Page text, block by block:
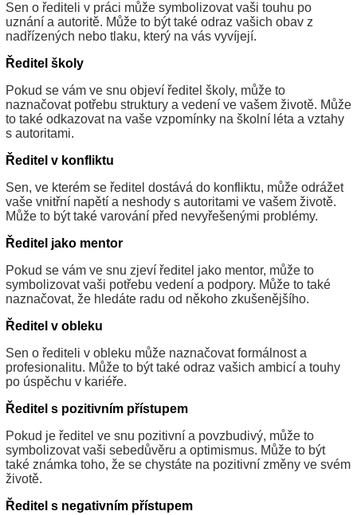
Sen o řediteli v práci může symbolizovat vaši touhu po
uznání a autoritě. Může to být také odraz vašich obav z
nadřízených nebo tlaku, který na vás vyvíjejí.
Ředitel školy
Pokud se vám ve snu objeví ředitel školy, může to
naznačovat potřebu struktury a vedení ve vašem životě. Může
to také odkazovat na vaše vzpomínky na školní léta a vztahy
s autoritami.
Ředitel v konfliktu
Sen, ve kterém se ředitel dostává do konfliktu, může odrážet
vaše vnitřní napětí a neshody s autoritami ve vašem životě.
Může to být také varování před nevyřešenými problémy.
Ředitel jako mentor
Pokud se vám ve snu zjeví ředitel jako mentor, může to
symbolizovat vaši potřebu vedení a podpory. Může to také
naznačovat, že hledáte radu od někoho zkušenějšího.
Ředitel v obleku
Sen o řediteli v obleku může naznačovat formálnost a
profesionalitu. Může to být také odraz vašich ambicí a touhy
po úspěchu v kariéře.
Ředitel s pozitivním přístupem
Pokud je ředitel ve snu pozitivní a povzbudivý, může to
symbolizovat vaši sebedůvěru a optimismus. Může to být
také známka toho, že se chystáte na pozitivní změny ve svém
životě.
Ředitel s negativním přístupem